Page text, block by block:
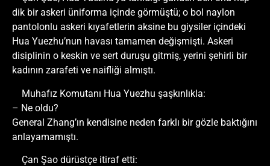
dik bir askeri üniforma içinde görmüştü; o bol naylon
pantolonlu askeri kıyafetlerin aksine bu giysiler içindeki
Hua Yuezhu’nun havası tamamen değişmişti. Askeri
disiplinin o keskin ve sert duruşu gitmiş, yerini şehirli bir
kadının zarafeti ve naifliği almıştı.
Muhafız Komutanı Hua Yuezhu şaşkınlıkla:
– Ne oldu?
General Zhang’ın kendisine neden farklı bir gözle baktığını
anlayamamıştı.
Çan Şao dürüstçe itiraf etti: